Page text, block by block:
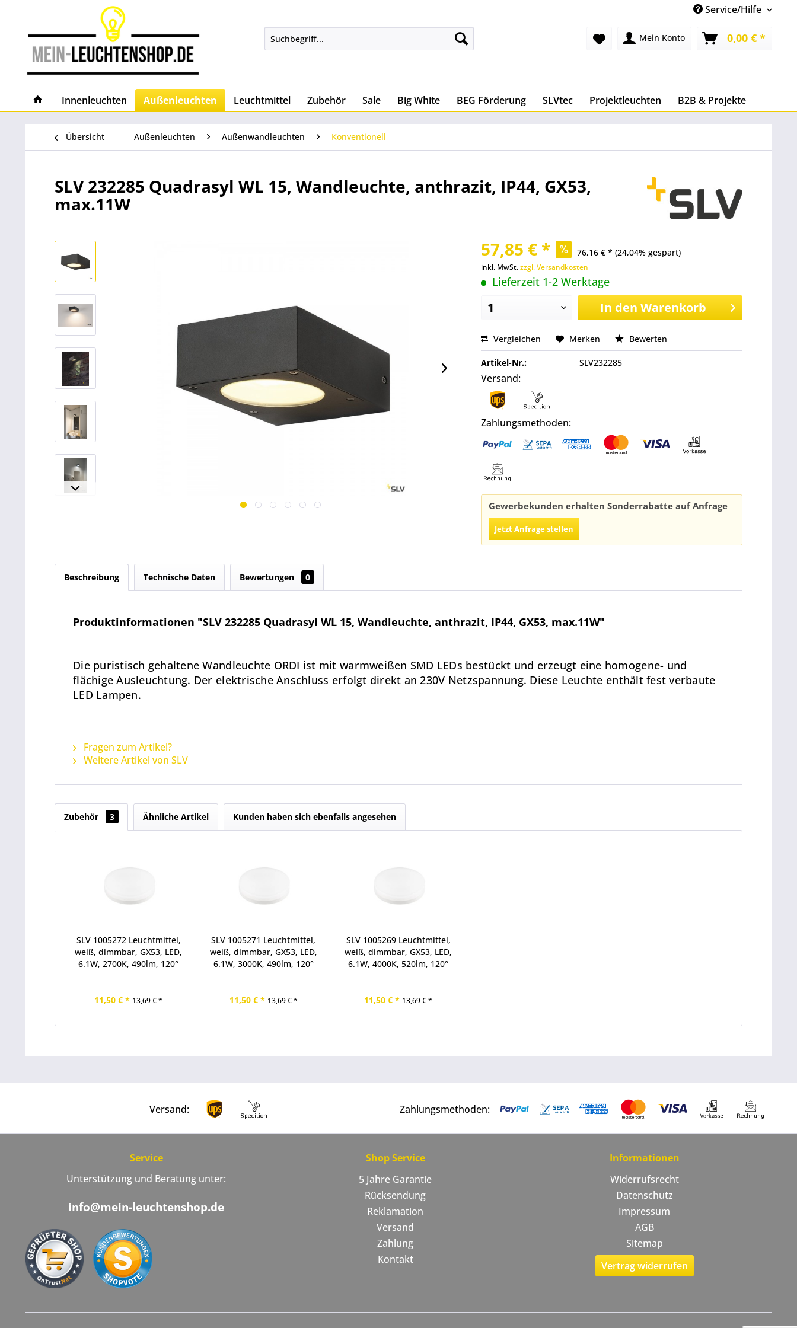
Service/Hilfe
Mein Konto 0,00 € *
Innenleuchten Außenleuchten Leuchtmittel Zubehör Sale Big White BEG Förderung SLVtec Projektleuchten B2B & Projekte
Übersicht Außenleuchten Außenwandleuchten Konventionell
SLV 232285 Quadrasyl WL 15, Wandleuchte, anthrazit, IP44, GX53,
max.11W
57,85 € *
76,16 € * (24,04% gespart)
inkl. MwSt.zzgl. Versandkosten
Lieferzeit 1-2 Werktage
In den Warenkorb
Vergleichen Merken Bewerten
Artikel-Nr.: SLV232285
Versand:
Zahlungsmethoden:
Gewerbekunden erhalten Sonderrabatte auf Anfrage
Jetzt Anfrage stellen
Beschreibung Technische Daten Bewertungen 0
Produktinformationen "SLV 232285 Quadrasyl WL 15, Wandleuchte, anthrazit, IP44, GX53, max.11W"
Die puristisch gehaltene Wandleuchte ORDI ist mit warmweißen SMD LEDs bestückt und erzeugt eine homogene- und
flächige Ausleuchtung. Der elektrische Anschluss erfolgt direkt an 230V Netzspannung. Diese Leuchte enthält fest verbaute
LED Lampen.
Fragen zum Artikel?
Weitere Artikel von SLV
Zubehör 3 Ähnliche Artikel Kunden haben sich ebenfalls angesehen
SLV 1005272 Leuchtmittel,
weiß, dimmbar, GX53, LED,
6.1W, 2700K, 490lm, 120°
11,50 € * 13,69 € *
SLV 1005271 Leuchtmittel,
weiß, dimmbar, GX53, LED,
6.1W, 3000K, 490lm, 120°
11,50 € * 13,69 € *
SLV 1005269 Leuchtmittel,
weiß, dimmbar, GX53, LED,
6.1W, 4000K, 520lm, 120°
11,50 € * 13,69 € *
Versand: Zahlungsmethoden:
Service
Unterstützung und Beratung unter:
info@mein-leuchtenshop.de
Shop Service
5 Jahre Garantie
Rücksendung
Reklamation
Versand
Zahlung
Kontakt
Informationen
Widerrufsrecht
Datenschutz
Impressum
AGB
Sitemap
Vertrag widerrufen